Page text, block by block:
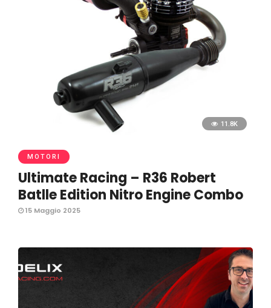
11.8K
MOTORI
Ultimate Racing – R36 Robert
Batlle Edition Nitro Engine Combo
15 Maggio 2025